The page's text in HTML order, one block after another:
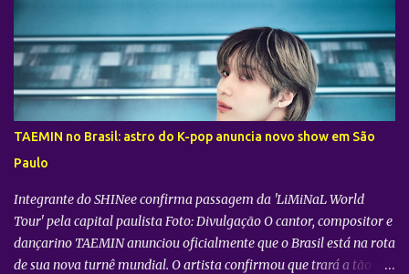
realizado diretamente do YouTube Theater , na cidade de Los
Angeles (EUA). O objetivo da ação é proporcionar ao público uma
vivência cinematográfica com som e imagem de alta qualidade,
conectando os fãs de todo o mundo à energia da primeira turnê
mundial do quinteto. Produzido pela gigante do entretenimento
asiático HYBE e distribuído globalmente pela Trafalgar, o evento
promete transportar o fandom — conhecido oficialmente como
COERS — para o centro da apresentação. Como um bônus especial
para as sessões nos cine...
TAEMIN no Brasil: astro do K-pop anuncia novo show em São
Paulo
Integrante do SHINee confirma passagem da 'LiMiNaL World
Tour' pela capital paulista Foto: Divulgação O cantor, compositor e
dançarino TAEMIN anunciou oficialmente que o Brasil está na rota
de sua nova turnê mundial. O artista confirmou que trará a tão